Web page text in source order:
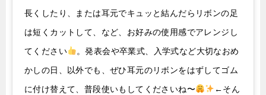
長くしたり、または耳元でキュッと結んだらリボンの足
は短くカットして、など、お好みの使用感でアレンジし
てください
。発表会や卒業式、入学式など大切なおめ
かしの日、以外でも、ぜひ耳元のリボンをはずしてゴム
に付け替えて、普段使いもしてくださいね〜
←そん